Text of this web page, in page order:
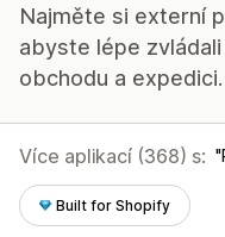
Najměte si externí
abyste lépe
obchodu a expedici.
Více aplikací (368) s:
Built for Shopify